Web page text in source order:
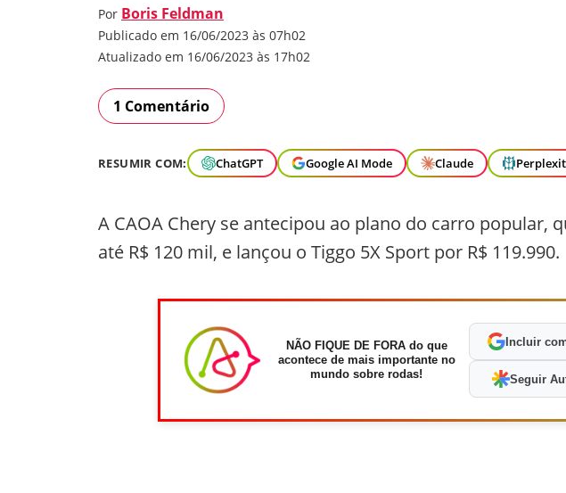
Por Boris Feldman
Publicado em 16/06/2023 às 07h02
Atualizado em 16/06/2023 às 17h02
1 Comentário
RESUMIR COM: ChatGPT Google AI Mode Claude
A CAOA Chery se antecipou ao plano do carro popular,
até R$ 120 mil, e lançou o Tiggo 5X Sport por R$ 119.990.
NÃO FIQUE DE FORA do que
acontece de mais importante no
mundo sobre rodas!
Incluir
Seguir